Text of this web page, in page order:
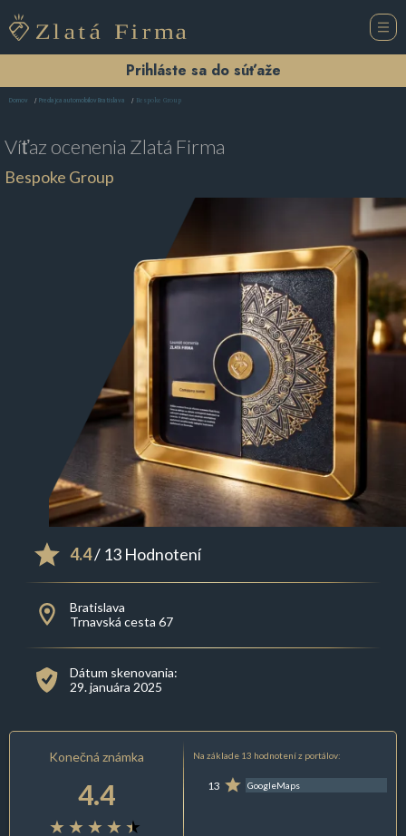
Prihláste sa do súťaže
Domov Predajca automobilov Bratislava Bespoke Group ️
Víťaz ocenenia Zlatá Firma
Bespoke Group ️
4.4/ 13 Hodnotení
Bratislava
Trnavská cesta 67
Dátum skenovania:
29. januára 2025
Konečná známka
4.4
Na základe 13 hodnotení z portálov:
13 GoogleMaps